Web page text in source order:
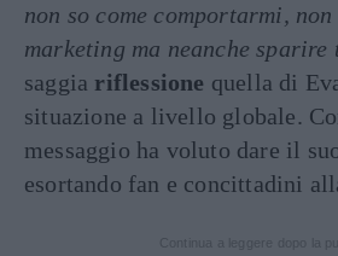
non so come comportarmi, non
marketing ma neanche sparire
saggia riflessione quella di
situazione a livello globale.
messaggio ha voluto dare il
esortando fan e concittadini